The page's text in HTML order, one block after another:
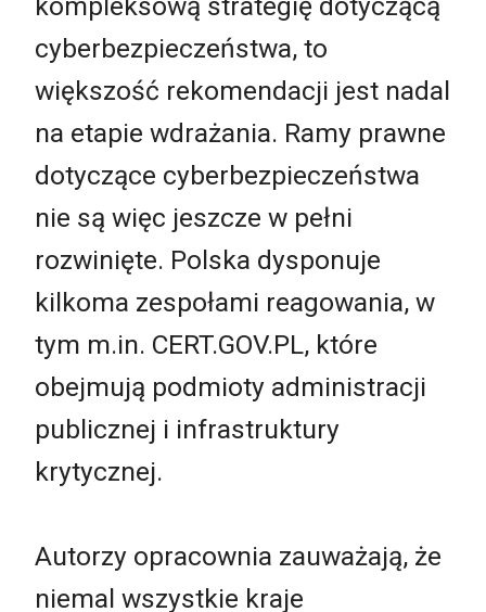
cyberbezpieczeństwa, to
większość rekomendacji jest nadal
na etapie wdrażania. Ramy prawne
dotyczące cyberbezpieczeństwa
nie są więc jeszcze w pełni
rozwinięte. Polska dysponuje
kilkoma zespołami reagowania, w
tym m.in. CERT.GOV.PL, które
obejmują podmioty administracji
publicznej i infrastruktury
krytycznej.
Autorzy opracownia zauważają, że
niemal wszystkie kraje